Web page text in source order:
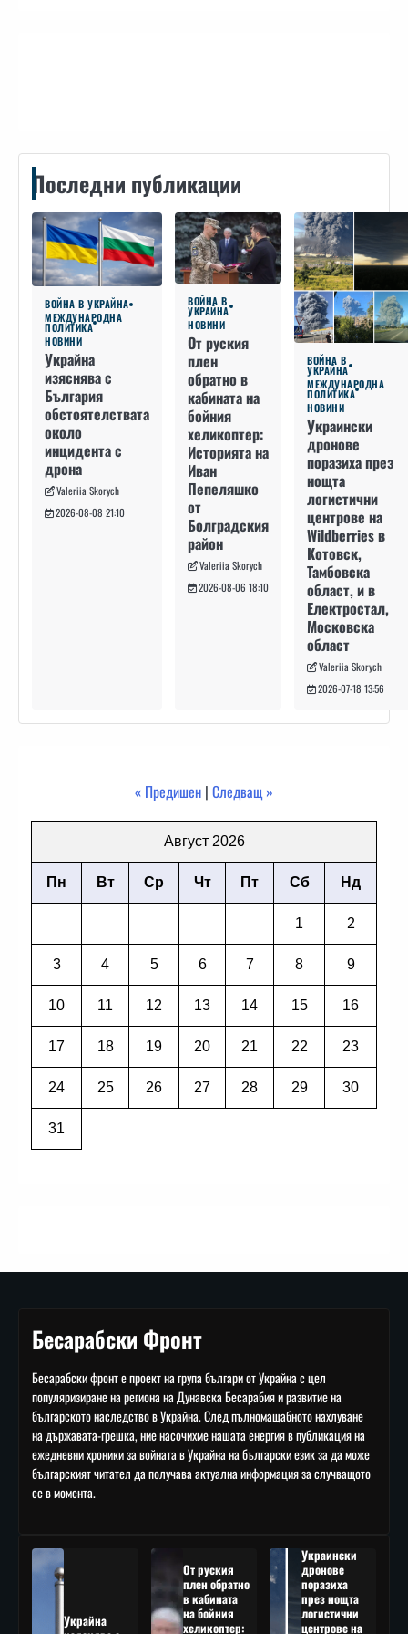
Последни публикации
ВОЙНА В УКРАЙНА
МЕЖДУНАРОДНА
ПОЛИТИКА
НОВИНИ
Украйна
изяснява с
България
обстоятелствата
около
инцидента с
дрона
Valeriia Skorych
2026-08-08 21:10
ВОЙНА В
УКРАЙНА
НОВИНИ
От руския
плен
обратно в
кабината на
бойния
хеликоптер:
Историята на
Иван
Пепеляшко
от
Болградския
район
Valeriia Skorych
2026-08-06 18:10
ВОЙНА В
УКРАЙНА
МЕЖДУНАРОДНА
ПОЛИТИКА
НОВИНИ
Украински
дронове
поразиха през
нощта
логистични
центрове на
Wildberries в
Котовск,
Тамбовска
област, и в
Електростал,
Московска
област
Valeriia Skorych
2026-07-18 13:56
« Предишен | Следващ »
Август 2026
Пн Вт Ср Чт Пт Сб Нд
1 2
3 4 5 6 7 8 9
10 11 12 13 14 15 16
17 18 19 20 21 22 23
24 25 26 27 28 29 30
31
Бесарабски Фронт
Бесарабски фронт е проект на група българи от Украйна с цел
популяризиране на региона на Дунавска Бесарабия и развитие на
българското наследство в Украйна. След пълномащабното нахлуване
на държавата-грешка, ние насочихме нашата енергия в публикация на
ежедневни хроники за войната в Украйна на български език за да може
българският читател да получава актуална информация за случващото
се в момента.
Украйна
От руския
плен обратно
в кабината
на бойния
хеликоптер:
Украински
дронове
поразиха
през нощта
логистични
центрове на